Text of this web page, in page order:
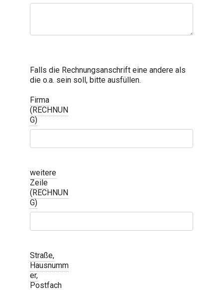
Falls die Rechnungsanschrift eine andere als
die o.a. sein soll, bitte ausfüllen.
Firma
(RECHNUN
G)
weitere
Zeile
(RECHNUN
G)
Straße,
Hausnumm
er,
Postfach